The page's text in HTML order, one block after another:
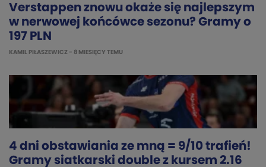
Verstappen znowu okaże się najlepszym
w nerwowej końcówce sezonu? Gramy o
197 PLN
KAMIL PIŁASZEWICZ - 8 MIESIĘCY TEMU
4 dni obstawiania ze mną = 9/10 trafień!
Gramy siatkarski double z kursem 2.16